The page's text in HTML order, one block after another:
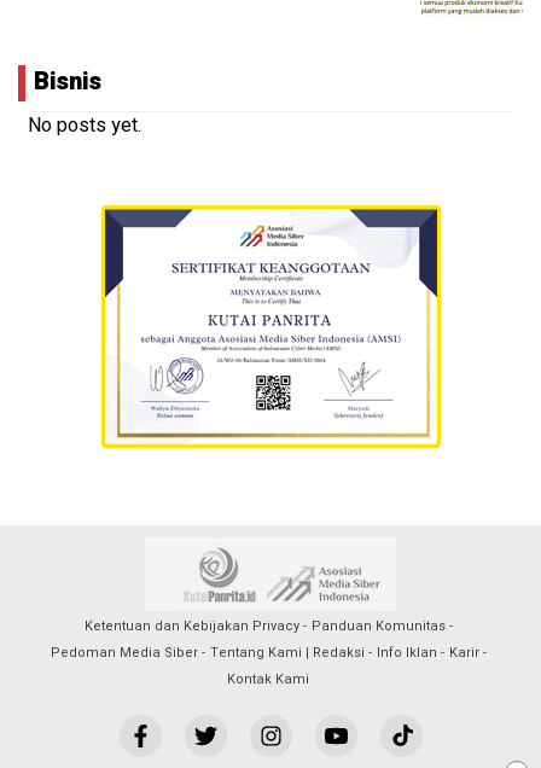
Bisnis
No posts yet.
Ketentuan dan Kebijakan Privacy
Panduan Komunitas
Pedoman Media Siber
Tentang Kami | Redaksi Info Iklan
Karir
Kontak Kami